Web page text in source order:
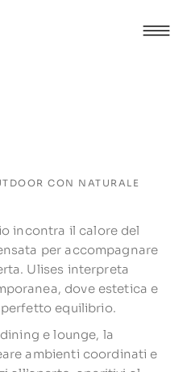
CON NATURALE
incontra il calore del
per accompagnare
Ulises interpreta
dove estetica e
equilibrio.
e lounge, la
ambienti coordinati e